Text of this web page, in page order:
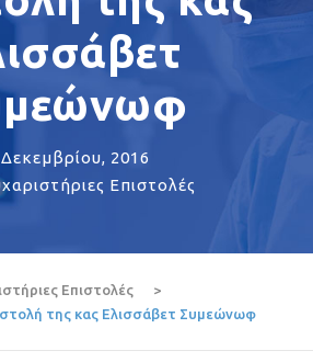
2016
Επιστολές
Επιστολές
>
της κας Ελισσάβετ Συμεώνωφ